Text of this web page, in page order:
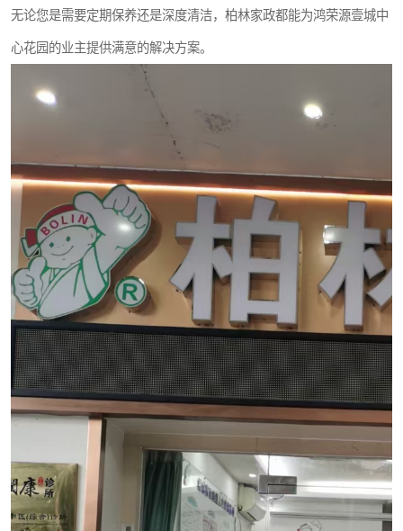
无论您是需要定期保养还是深度清洁，柏林家政都能为鸿荣源壹城中
心花园的业主提供满意的解决方案。